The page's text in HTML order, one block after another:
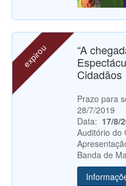
expirou
“A
Cidadãos
Prazo para
28/7/2019
Data: 17/8/
Auditório do
Banda de